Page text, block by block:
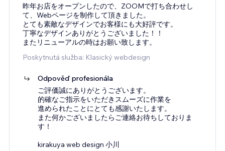
昨年お店をオープンしたので、ZOOMで打ち合わせし
て、Webページを制作して頂きました。
とても素敵なデザインでお客様にも大好評です。
丁寧なデザインありがとうございました！！
またリニューアルの時はお願い致します。
Poskytnutá služba: Klasický webdesign
Odpověď profesionála
ご評価誠にありがとうございます。
的確なご指示をいただきスムーズに作業を
進められたことにとても感謝いたします。
また何かございましたらご連絡お待ちしておりま
す！
kirakuya web design 小川